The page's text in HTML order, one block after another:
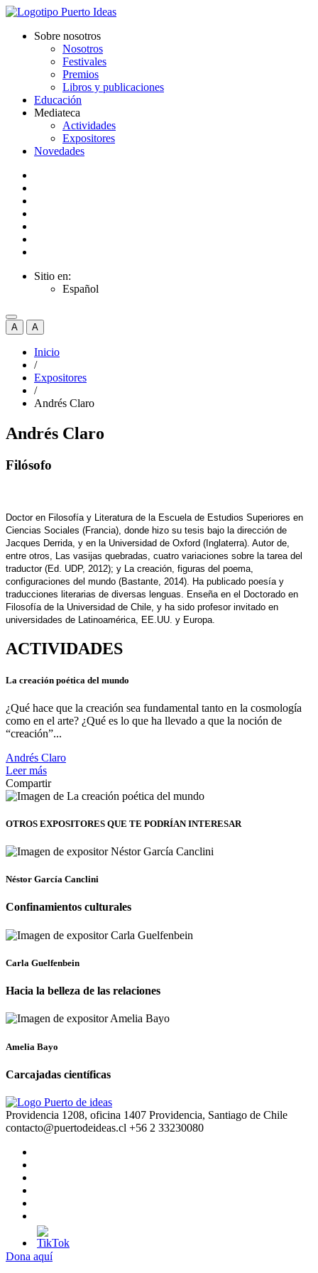
Sobre nosotros
Nosotros
Festivales
Premios
Libros y publicaciones
Educación
Mediateca
Actividades
Expositores
Novedades
Sitio en:
Español
A A
Inicio
/
Expositores
/
Andrés Claro
Andrés Claro
Filósofo
Doctor en Filosofía y Literatura de la Escuela de Estudios Superiores en
Ciencias Sociales (Francia), donde hizo su tesis bajo la dirección de
Jacques Derrida, y en la Universidad de Oxford (Inglaterra). Autor de,
entre otros, Las vasijas quebradas, cuatro variaciones sobre la tarea del
traductor (Ed. UDP, 2012); y La creación, figuras del poema,
configuraciones del mundo (Bastante, 2014). Ha publicado poesía y
traducciones literarias de diversas lenguas. Enseña en el Doctorado en
Filosofía de la Universidad de Chile, y ha sido profesor invitado en
universidades de Latinoamérica, EE.UU. y Europa.
ACTIVIDADES
La creación poética del mundo
¿Qué hace que la creación sea fundamental tanto en la cosmología
como en el arte? ¿Qué es lo que ha llevado a que la noción de
“creación”...
Andrés Claro
Leer más
Compartir
OTROS EXPOSITORES QUE TE PODRÍAN INTERESAR
Néstor García Canclini
Confinamientos culturales
Carla Guelfenbein
Hacia la belleza de las relaciones
Amelia Bayo
Carcajadas científicas
Providencia 1208, oficina 1407 Providencia, Santiago de Chile
contacto@puertodeideas.cl +56 2 33230080
Dona aquí